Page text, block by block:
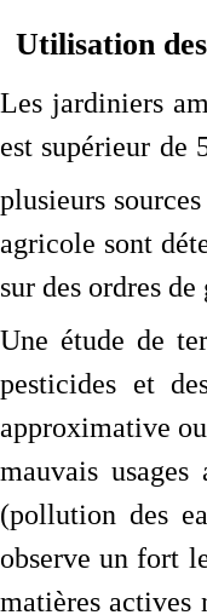
Utilisation
Les jardiniers
est supérieur de
plusieurs
agricole sont
sur des ordres de
Une étude de
pesticides et
approximative
mauvais
(pollution des
observe un fort
matières actives